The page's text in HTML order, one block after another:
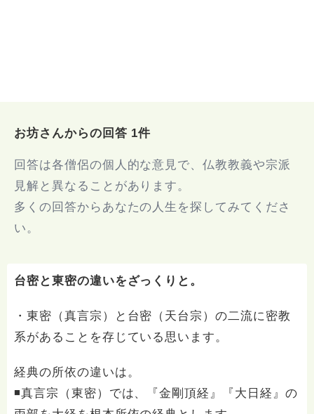
お坊さんからの回答 1件
回答は各僧侶の個人的な意見で、仏教教義や宗派
見解と異なることがあります。
多くの回答からあなたの人生を探してみてくださ
い。
台密と東密の違いをざっくりと。
・東密（真言宗）と台密（天台宗）の二流に密教
系があることを存じている思います。
経典の所依の違いは。
◾️真言宗（東密）では、『金剛頂経』『大日経』の